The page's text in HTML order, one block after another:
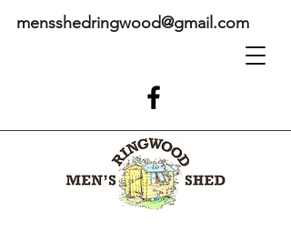
mensshedringwood@gmail.com